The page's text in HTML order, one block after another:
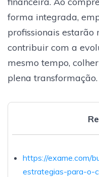
forma integrada,
profissionais
contribuir com a
mesmo tempo,
plena transformação.
https://exame.com/
estrategias-para-o-